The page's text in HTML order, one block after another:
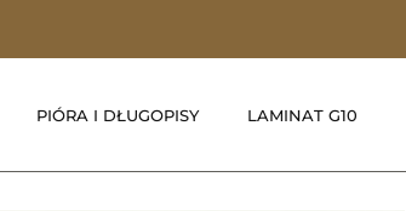
PIÓRA I DŁUGOPISY LAMINAT G10